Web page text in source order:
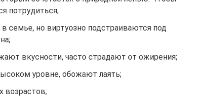
потрудиться;
семье, но виртуозно подстраиваются под
вкусности, часто страдают от ожирения;
уровне, обожают лаять;
возрастов;